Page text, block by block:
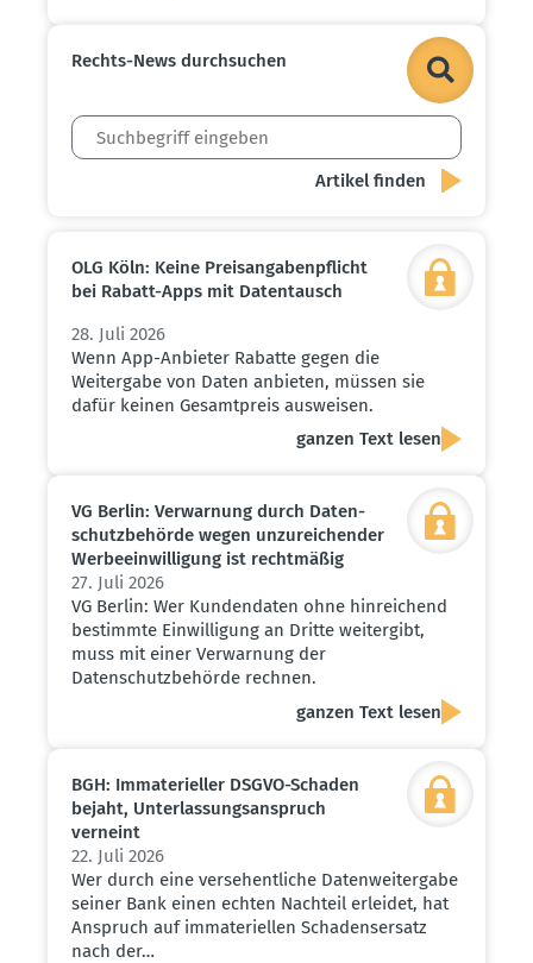
Rechts-News durch­suchen
OLG Köln: Keine Preis­an­ga­ben­pflicht
bei Rabatt-Apps mit Daten­tausch
28. Juli 2026
Wenn App-Anbieter Rabatte gegen die
Weitergabe von Daten anbieten, müssen sie
dafür keinen Gesamtpreis ausweisen.
ganzen Text lesen
VG Berlin: Verwarnung durch Daten­
schutz­be­hörde wegen unzurei­chender
Werbe­ein­wil­ligung ist recht­mäßig
27. Juli 2026
VG Berlin: Wer Kundendaten ohne hinreichend
bestimmte Einwilligung an Dritte weitergibt,
muss mit einer Verwarnung der
Datenschutzbehörde rechnen.
ganzen Text lesen
BGH: Immate­ri­eller DSGVO-Schaden
bejaht, Unter­las­sungs­an­spruch
verneint
22. Juli 2026
Wer durch eine versehentliche Datenweitergabe
seiner Bank einen echten Nachteil erleidet, hat
Anspruch auf immateriellen Schadensersatz
nach der…